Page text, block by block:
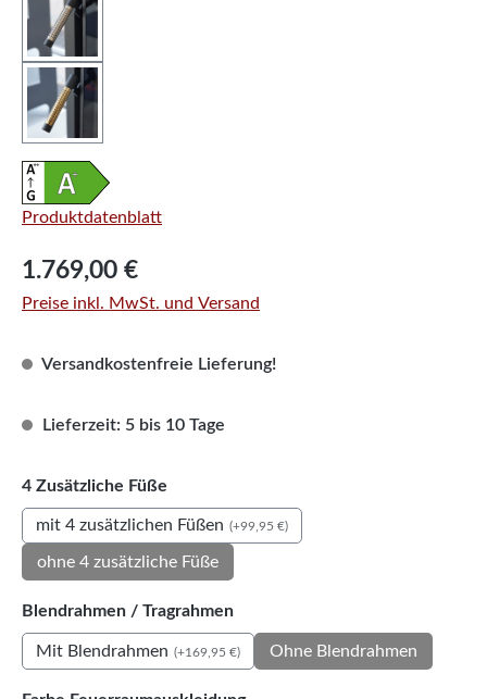
Produktdatenblatt
Regulärer Preis:
1.769,00 €
Preise inkl. MwSt. und Versand
Versandkostenfreie Lieferung!
Lieferzeit: 5 bis 10 Tage
4 Zusätzliche Füße
mit 4 zusätzlichen Füßen (+99,95 €)
ohne 4 zusätzliche Füße
Blendrahmen / Tragrahmenauswählen
Mit Blendrahmen (+169,95 €) Ohne Blendrahmen